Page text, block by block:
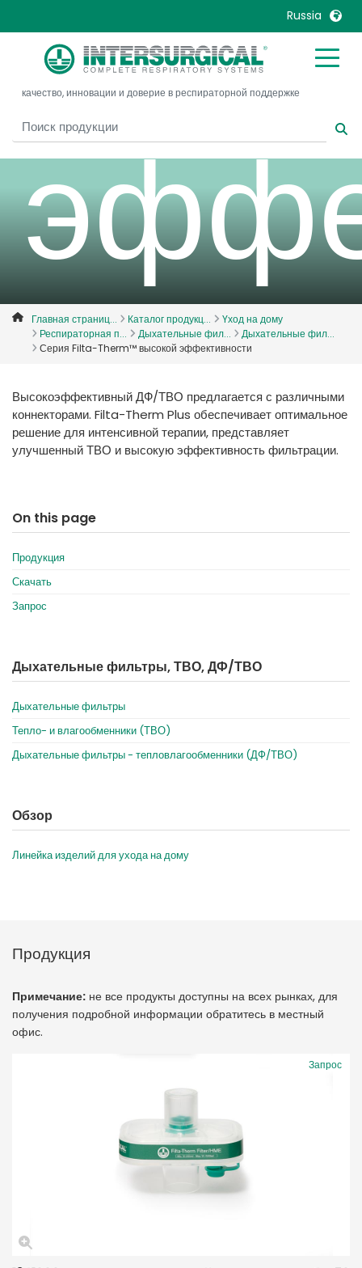
Russia
United Kingdom
United States
Canada, English
Canada, Français
China
Colombia
Denmark
Deutschland
France
Italia
Mexico
Nederlands
Norway
Portugal
Russia
Sweden
International English
качество, инновации и доверие в респираторной поддержке
Главная страниц... Каталог продукц...
Yход на дому
Респираторная п...
Дыхательные фил...
Дыхательные фил...
Серия Filta-Therm™ высокой эффективности
Высокоэффективный ДФ/ТВО предлагается с различными
коннекторами. Filta-Therm Plus обеспечивает оптимальное
решение для интенсивной терапии, представляет
улучшенный ТВО и высокую эффективность фильтрации.
On this page
Продукция
Скачать
Запрос
Дыхательные фильтры, ТВО, ДФ/ТВО
Дыхательные фильтры
Тепло- и влагообменники (ТВО)
Дыхательные фильтры - тепловлагообменники (ДФ/ТВО)
Обзор
Линейка изделий для ухода на дому
Продукция
Примечание: не все продукты доступны на всех рынках, для
получения подробной информации обратитесь в местный
офис.
Запрос